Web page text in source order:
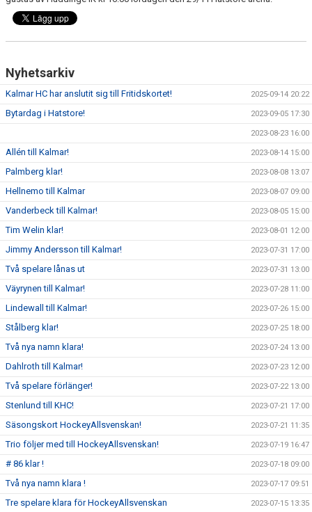
Nyhetsarkiv
Kalmar HC har anslutit sig till Fritidskortet! 2025-09-14 20:22
Bytardag i Hatstore! 2023-09-05 17:30
2023-08-23 16:00
Allén till Kalmar! 2023-08-14 15:00
Palmberg klar! 2023-08-08 13:07
Hellnemo till Kalmar 2023-08-07 09:00
Vanderbeck till Kalmar! 2023-08-05 15:00
Tim Welin klar! 2023-08-01 12:00
Jimmy Andersson till Kalmar! 2023-07-31 17:00
Två spelare lånas ut 2023-07-31 13:00
Väyrynen till Kalmar! 2023-07-28 11:00
Lindewall till Kalmar! 2023-07-26 15:00
Stålberg klar! 2023-07-25 18:00
Två nya namn klara! 2023-07-24 13:00
Dahlroth till Kalmar! 2023-07-23 12:00
Två spelare förlänger! 2023-07-22 13:00
Stenlund till KHC! 2023-07-21 17:00
Säsongskort HockeyAllsvenskan! 2023-07-21 11:35
Trio följer med till HockeyAllsvenskan! 2023-07-19 16:47
# 86 klar ! 2023-07-18 09:00
Två nya namn klara ! 2023-07-17 09:51
Tre spelare klara för HockeyAllsvenskan 2023-07-15 13:35